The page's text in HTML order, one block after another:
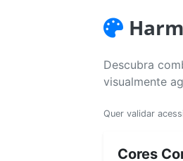
Descubra
visualmente
Quer validar
Cores